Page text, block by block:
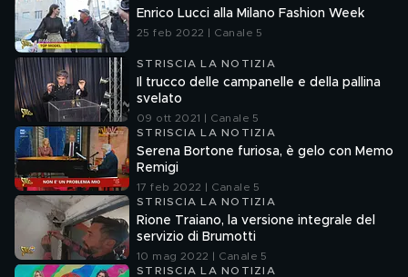
Enrico Lucci alla Milano Fashion Week
25 feb 2022 | Canale 5
STRISCIA LA NOTIZIA
Il trucco delle campanelle e della pallina
svelato
09 ott 2021 | Canale 5
STRISCIA LA NOTIZIA
Serena Bortone furiosa, è gelo con Memo
Remigi
17 feb 2022 | Canale 5
STRISCIA LA NOTIZIA
Rione Traiano, la versione integrale del
servizio di Brumotti
10 mag 2022 | Canale 5
STRISCIA LA NOTIZIA